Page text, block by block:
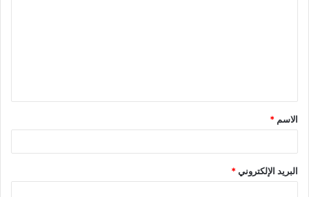
ق
*
الاسم *
البريد الإلكتروني*